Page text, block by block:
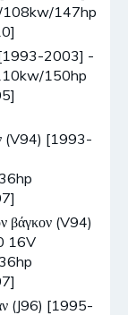
108kw/147hp
2003] -
150hp
(V94) [1993-
βάγκον (V94)
16V
(J96) [1995-